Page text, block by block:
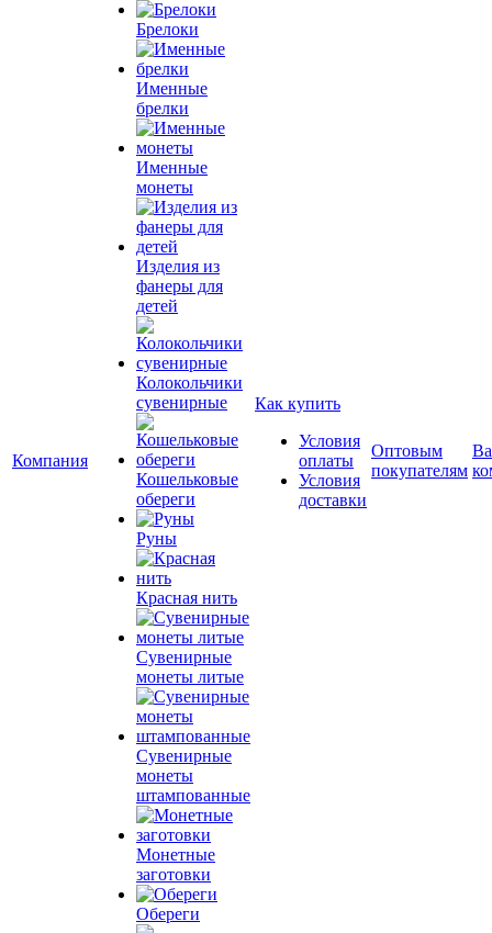
Компания
Брелоки
Именные
брелки
Именные
монеты
Изделия из
фанеры для
детей
Колокольчики
сувенирные
Кошельковые
обереги
Руны
Красная нить
Сувенирные
монеты литые
Сувенирные
монеты
штампованные
Монетные
заготовки
Обереги
Как купить
Условия
оплаты
Условия
доставки
Оптовым
покупателям